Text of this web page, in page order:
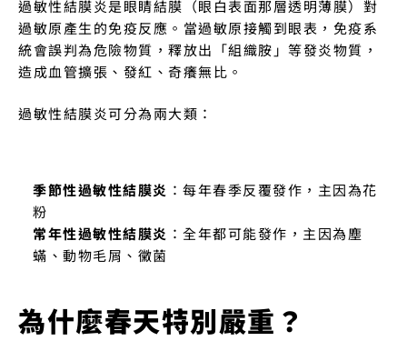
過敏性結膜炎是眼睛結膜（眼白表面那層透明薄膜）對
過敏原產生的免疫反應。當過敏原接觸到眼表，免疫系
統會誤判為危險物質，釋放出「組織胺」等發炎物質，
造成血管擴張、發紅、奇癢無比。
過敏性結膜炎可分為兩大類：
季節性過敏性結膜炎 ：每年春季反覆發作，主因為花
粉
常年性過敏性結膜炎 ：全年都可能發作，主因為塵
蟎、動物毛屑、黴菌
為什麼春天特別嚴重？